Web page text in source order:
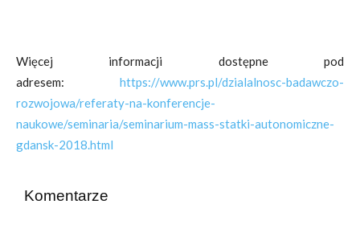
Więcej informacji dostępne pod
adresem: https://www.prs.pl/dzialalnosc-badawczo-
rozwojowa/referaty-na-konferencje-
naukowe/seminaria/seminarium-mass-statki-autonomiczne-
gdansk-2018.html
Komentarze